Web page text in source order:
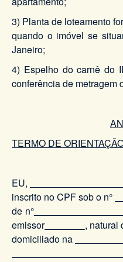
3) Planta de loteamento
quando o imóvel se
Janeiro;
4) Espelho do carnê do
conferência de metragem
TERMO DE
EU,
inscrito no CPF sob o n°
de n°
emissor
, natural
domiciliado na